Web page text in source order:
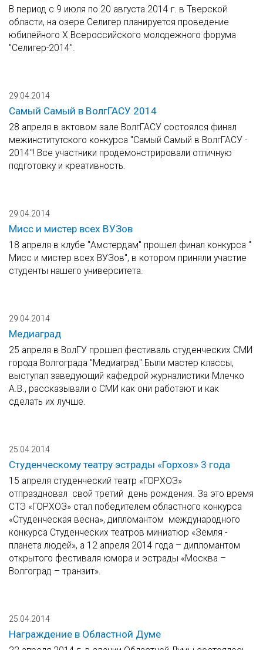
В период с 9 июля по 20 августа 2014 г. в Тверской
области, на озере Селигер планируется проведение
юбилейного X Всероссийского молодежного форума
"Селигер-2014".
29.04.2014
Самый Самый в ВолгГАСУ 2014
28 апреля в актовом зале ВолгГАСУ состоялся финал
межинститутского конкурса "Самый Самый в ВолгГАСУ -
2014"! Все участники продемонстрировали отличную
подготовку и креативность.
29.04.2014
Мисс и мистер всех ВУЗов
18 апреля в клубе "Амстердам" прошел финал конкурса "
Мисс и мистер всех ВУЗов", в котором приняли участие
студенты нашего университета.
29.04.2014
Медиаград
25 апреля в ВолГУ прошел фестиваль студенческих СМИ
города Волгограда "Медиаград".Были мастер классы,
выступал заведующий кафедрой журналистики Млечко
А.В., рассказывали о СМИ как они работают и как
сделать их лучше.
25.04.2014
Студенческому театру эстрады «Горхоз» 3 года
15 апреля студенческий театр «ГОРХОЗ»
отпраздновал свой третий день рождения. За это время
СТЭ «ГОРХОЗ» стал победителем областного конкурса
«Студенческая весна», дипломантом международного
конкурса Студенческих театров миниатюр «Земля -
планета людей», а 12 апреля 2014 года – дипломантом
открытого фестиваля юмора и эстрады «Москва –
Волгоград – транзит».
25.04.2014
Награждение в Областной Думе